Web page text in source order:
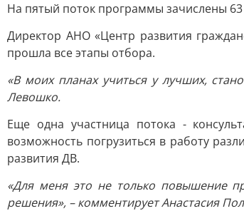
На пятый поток программы зачислены
Директор АНО «Центр развития
прошла все этапы отбора.
«В моих планах учиться у лучших,
Левошко.
Еще одна участница потока -
возможность погрузиться в работу
развития ДВ.
«Для меня это не только повышение
решения», – комментирует Анастасия